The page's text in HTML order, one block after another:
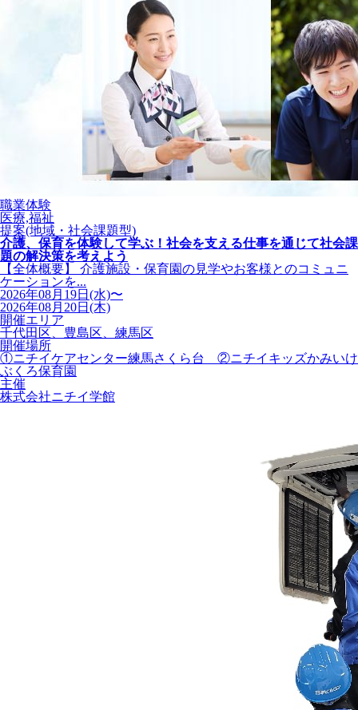
職業体験
医療,福祉
提案(地域・社会課題型)
介護、保育を体験して学ぶ！社会を支える仕事を通じて社会課
題の解決策を考えよう
【全体概要】 介護施設・保育園の見学やお客様とのコミュニ
ケーションを...
2026年08月19日(水)〜
2026年08月20日(木)
開催エリア
千代田区、豊島区、練馬区
開催場所
①ニチイケアセンター練馬さくら台 ②ニチイキッズかみいけ
ぶくろ保育園
主催
株式会社ニチイ学館